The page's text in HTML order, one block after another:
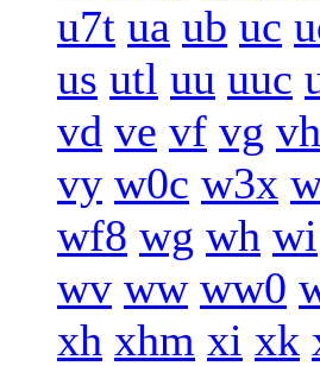
u7t ua ub uc
us utl uu uuc
vd ve vf vg vh
vy w0c w3x
wf8 wg wh wi
wv ww ww0
xh xhm xi xk